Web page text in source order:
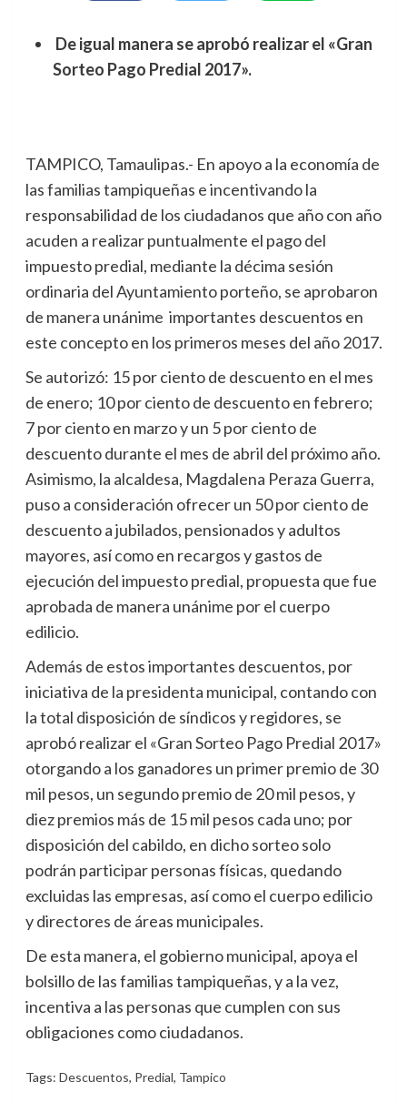
De igual manera se aprobó realizar el «Gran
Sorteo Pago Predial 2017».
TAMPICO, Tamaulipas.- En apoyo a la economía de
las familias tampiqueñas e incentivando la
responsabilidad de los ciudadanos que año con año
acuden a realizar puntualmente el pago del
impuesto predial, mediante la décima sesión
ordinaria del Ayuntamiento porteño, se aprobaron
de manera unánime importantes descuentos en
este concepto en los primeros meses del año 2017.
Se autorizó: 15 por ciento de descuento en el mes
de enero; 10 por ciento de descuento en febrero;
7 por ciento en marzo y un 5 por ciento de
descuento durante el mes de abril del próximo año.
Asimismo, la alcaldesa, Magdalena Peraza Guerra,
puso a consideración ofrecer un 50 por ciento de
descuento a jubilados, pensionados y adultos
mayores, así como en recargos y gastos de
ejecución del impuesto predial, propuesta que fue
aprobada de manera unánime por el cuerpo
edilicio.
Además de estos importantes descuentos, por
iniciativa de la presidenta municipal, contando con
la total disposición de síndicos y regidores, se
aprobó realizar el «Gran Sorteo Pago Predial 2017»
otorgando a los ganadores un primer premio de 30
mil pesos, un segundo premio de 20 mil pesos, y
diez premios más de 15 mil pesos cada uno; por
disposición del cabildo, en dicho sorteo solo
podrán participar personas físicas, quedando
excluidas las empresas, así como el cuerpo edilicio
y directores de áreas municipales.
De esta manera, el gobierno municipal, apoya el
bolsillo de las familias tampiqueñas, y a la vez,
incentiva a las personas que cumplen con sus
obligaciones como ciudadanos.
Tags: Descuentos, Predial, Tampico